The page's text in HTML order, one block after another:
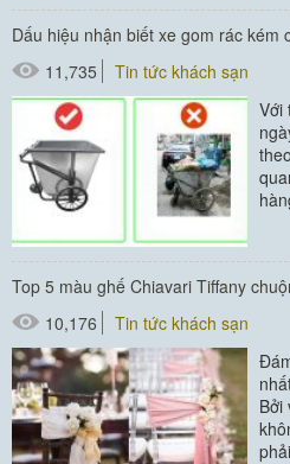
Dấu hiệu nhận biết xe gom rác kém
11,735
Tin tức khách sạn
Với
Top 5 màu ghế Chiavari Tiffany
10,176
Tin tức khách sạn
Bởi